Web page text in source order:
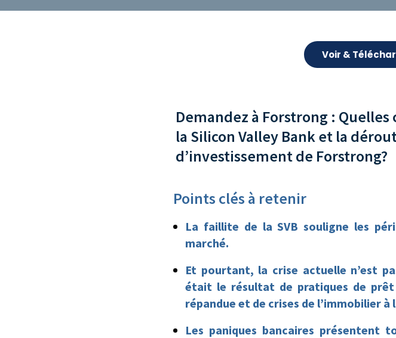
Voir &
Demandez à Forstrong :
la Silicon Valley Bank et la
d’investissement de Forstrong?
Points clés à retenir
La faillite de la SVB souligne les
marché.
Et pourtant, la crise actuelle n’est
était le résultat de pratiques de prêt
répandue et de crises de l’immobilier à
Les paniques bancaires présentent